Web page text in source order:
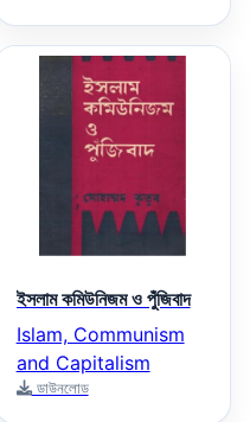
ইসলাম কমিউনিজম ও পুঁজিবাদ
Islam, Communism
and Capitalism
ডাউনলোড